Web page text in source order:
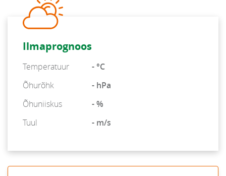
Ilmaprognoos
Temperatuur
- °C
Õhurõhk
- hPa
Õhuniiskus
- %
Tuul
- m/s